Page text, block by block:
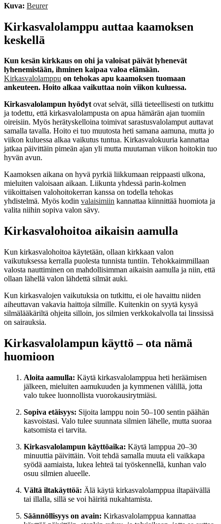
Kuva: Beurer
Kirkasvalolamppu auttaa kaamoksen
keskellä
Kun kesän kirkkaus on ohi ja valoisat päivät lyhenevät
lyhenemistään, ihminen kaipaa valoa elämään.
Kirkasvalolamppu on tehokas apu kaamoksen tuomaan
ankeuteen. Hoito alkaa vaikuttaa noin viikon kuluessa.
Kirkasvalolampun hyödytovat selvät, sillä tieteellisesti on tutkittu
ja todettu, että kirkasvalolampusta on apua hämärän ajan tuomiin
oireisiin. Myös herätyskelloina toimivat sarastusvalolamput auttavat
samalla tavalla. Hoito ei tuo muutosta heti samana aamuna, mutta jo
viikon kuluessa alkaa vaikutus tuntua. Kirkasvalokuuria kannattaa
jatkaa päivittäin pimeän ajan yli mutta muutaman viikon hoitokin tuo
hyvän avun.
Kaamoksen aikana on hyvä pyrkiä liikkumaan reippaasti ulkona,
mieluiten valoisaan aikaan. Liikunta yhdessä parin-kolmen
viikoittaisen valohoitokerran kanssa on todella tehokas
yhdistelmä. Myös kodin valaisimiin kannattaa kiinnittää huomiota ja
valita niihin sopiva valon sävy.
Kirkasvalohoitoa aikaisin aamulla
Kun kirkasvalohoitoa käytetään, ollaan kirkkaan valon
vaikutuksessa kerralla puolesta tunnista tuntiin. Tehokkaimmillaan
valosta nauttiminen on mahdollisimman aikaisin aamulla ja niin, että
ollaan lähellä valon lähdettä silmät auki.
Kun kirkasvalojen vaikutuksia on tutkittu, ei ole havaittu niiden
aiheuttavan vakavia haittoja silmille. Kuitenkin on syytä kysyä
silmälääkäriltä ohjeita silloin, jos silmien verkkokalvolla tai linssissä
on sairauksia.
Kirkasvalolampun käyttö – ota nämä
huomioon
Aloita aamulla: Käytä kirkasvalolamppua heti heräämisen
jälkeen, mieluiten aamukuuden ja kymmenen välillä, jotta
valo tukee luonnollista vuorokausirytmiäsi.
Sopiva etäisyys: Sijoita lamppu noin 50–100 sentin päähän
kasvoistasi. Valo tulee suunnata silmien lähelle, mutta suoraa
katsomista ei tarvita.
Kirkasvalolampun käyttöaika: Käytä lamppua 20–30
minuuttia päivittäin. Voit tehdä samalla muuta eli vaikkapa
syödä aamiaista, lukea lehteä tai työskennellä, kunhan valo
osuu silmien alueelle.
Vältä iltakäyttöä: Älä käytä kirkasvalolamppua iltapäivällä
tai illalla, sillä se voi häiritä nukahtamista.
Säännöllisyys on avain: Kirkasvalolamppua kannattaa